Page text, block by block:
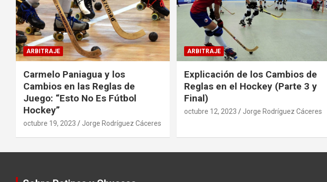
ARBITRAJE
Carmelo Paniagua y los
Cambios en las Reglas de
Juego: “Esto No Es Fútbol
Hockey”
octubre 19, 2023 Jorge Rodríguez Cáceres
ARBITRAJE
Explicación de los Cambios de
Reglas en el Hockey (Parte 3 y
Final)
octubre 12, 2023 Jorge Rodríguez Cáceres